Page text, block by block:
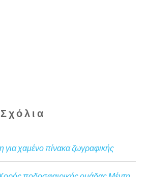
για χαμένο πίνακα ζωγραφικής